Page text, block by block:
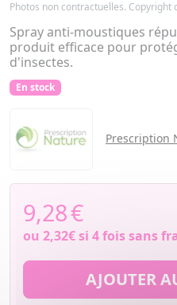
Photos non contractuelles. Copyright
Spray anti-moustiques
produit efficace pour
d'insectes.
En stock
Prescription
9,28€
ou 2,32€si 4 fois sans
AJOUTER